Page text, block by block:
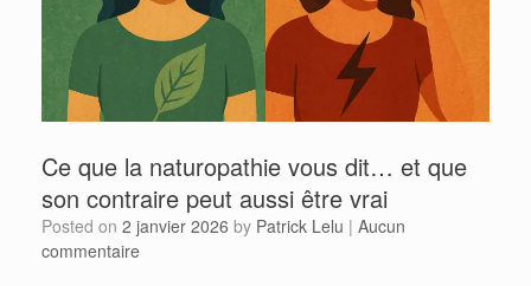
Ce que la naturopathie vous dit… et que
son contraire peut aussi être vrai
Posted on 2 janvier 2026 by Patrick Lelu | Aucun
commentaire